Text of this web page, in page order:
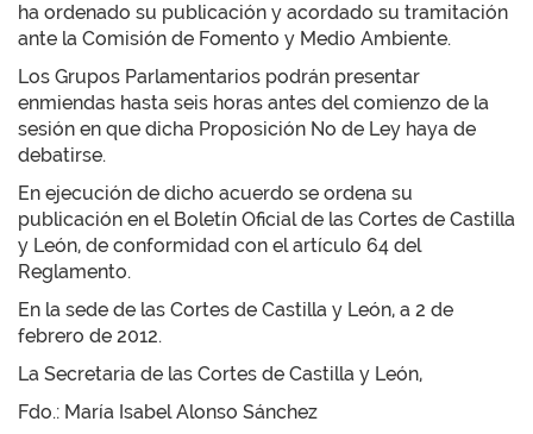
ha ordenado su publicación y acordado su tramitación
ante la Comisión de Fomento y Medio Ambiente.
Los Grupos Parlamentarios podrán presentar
enmiendas hasta seis horas antes del comienzo de la
sesión en que dicha Proposición No de Ley haya de
debatirse.
En ejecución de dicho acuerdo se ordena su
publicación en el Boletín Oficial de las Cortes de Castilla
y León, de conformidad con el artículo 64 del
Reglamento.
En la sede de las Cortes de Castilla y León, a 2 de
febrero de 2012.
La Secretaria de las Cortes de Castilla y León,
Fdo.: María Isabel Alonso Sánchez